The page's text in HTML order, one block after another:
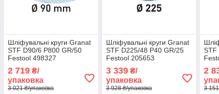
Шліфувальні круги Granat
STF D90/6 P800 GR/50
Festool 498327
2 719 ₴/
упаковка
3 021 ₴/упаковка
Шліфувальні круги Granat
STF D225/48 P40 GR/25
Festool 205653
3 339₴/
упаковка
3 928 ₴/упаковка
STF
2
3